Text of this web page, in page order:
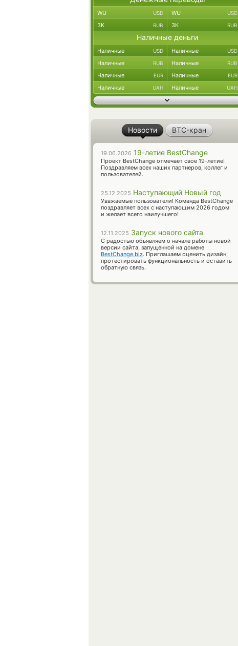
WU USD WU USD
ЗК RUB ЗК RUB
Наличные деньги
Наличные USD Наличные USD
Наличные RUB Наличные RUB
Наличные EUR Наличные EUR
Наличные UAH Наличные UAH
Новости BTC-кран
19.06.2026 19-летие BestChange
Проект BestChange отмечает свое 19-летие!
Поздравляем всех наших партнеров, коллег и
пользователей.
25.12.2025 Наступающий Новый год
Уважаемые пользователи! Команда BestChange
поздравляет всех с наступающим 2026 годом
и желает всего наилучшего!
12.11.2025 Запуск нового сайта
С радостью объявляем о начале работы новой
версии сайта, запущенной на домене
BestChange.biz. Приглашаем оценить дизайн,
протестировать функциональность и оставить
обратную связь.